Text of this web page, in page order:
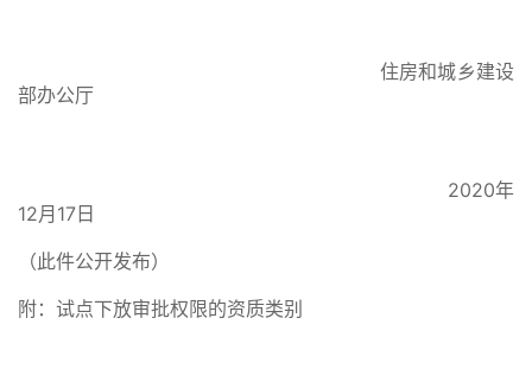
住房和城乡建设
部办公厅
2020年
12月17日
（此件公开发布）
附：试点下放审批权限的资质类别